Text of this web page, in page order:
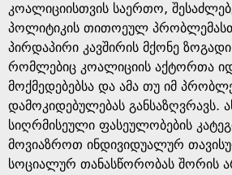
კოალიციისთვის საერთო,
პოლიტიკის თითოეულ
პირდაპირი კავშირის მქონე
რომლებიც კოალიციის აქტორთა
მოქმედებებსა და ამა თუ იმ
დამოკიდებულებას განსაზღვრავს.
სიღრმისეული ფასეულობების
მოვიაზროთ ინდივიდუალურ
სოციალურ თანასწორობას შორის